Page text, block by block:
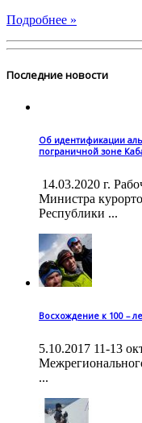
Подробнее »
Последние новости
Об идентификации
пограничной зоне
14.03.2020 г.
Министра
Республики ...
Восхождение к 100 –
5.10.2017 11-13
...